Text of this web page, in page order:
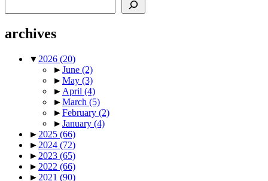
archives
▼ 2026 (20)
►June (2)
►May (3)
► April (4)
►March (5)
►February (2)
►January (4)
► 2025 (66)
► 2024 (72)
► 2023 (65)
► 2022 (66)
► 2021 (90)